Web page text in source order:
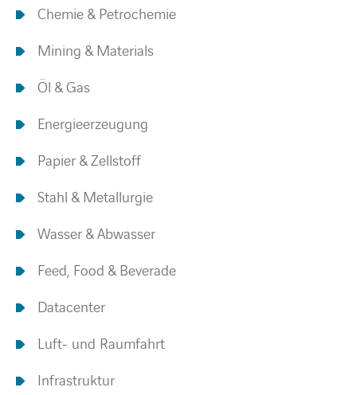
Chemie & Petrochemie
Mining & Materials
Öl & Gas
Energieerzeugung
Papier & Zellstoff
Stahl & Metallurgie
Wasser & Abwasser
Feed, Food & Beverade
Datacenter
Luft- und Raumfahrt
Infrastruktur